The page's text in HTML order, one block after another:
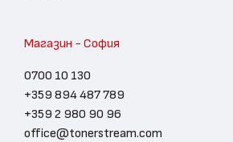
Магазин - София
0700 10 130
+359 894 487 789
+359 2 980 90 96
office@tonerstream.com